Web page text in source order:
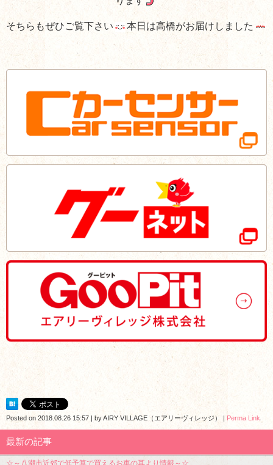
そちらもぜひご覧下さい 本日は高橋がお届けしました
Posted on 2018.08.26 15:57 byAIRY VILLAGE（エアリーヴィレッジ） Perma Link
最新の記事